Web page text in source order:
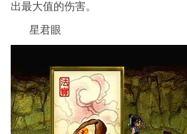
出最大值的伤害。
星君眼